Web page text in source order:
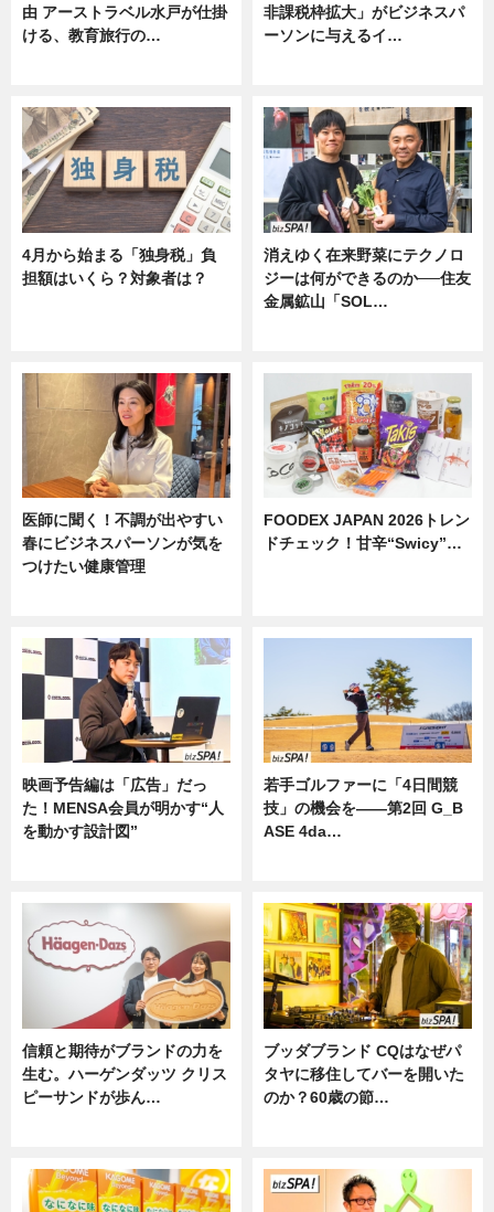
由 アーストラベル水戸が仕掛
ける、教育旅行の…
非課税枠拡大」がビジネスパ
ーソンに与えるイ…
4月から始まる「独身税」負
担額はいくら？対象者は？
消えゆく在来野菜にテクノロ
ジーは何ができるのか──住友
金属鉱山「SOL…
医師に聞く！不調が出やすい
春にビジネスパーソンが気を
つけたい健康管理
FOODEX JAPAN 2026トレン
ドチェック！甘辛“Swicy”…
映画予告編は「広告」だっ
た！MENSA会員が明かす“人
を動かす設計図”
若手ゴルファーに「4日間競
技」の機会を——第2回 G_B
ASE 4da…
信頼と期待がブランドの力を
生む。ハーゲンダッツ クリス
ピーサンドが歩ん…
ブッダブランド CQはなぜパ
タヤに移住してバーを開いた
のか？60歳の節…